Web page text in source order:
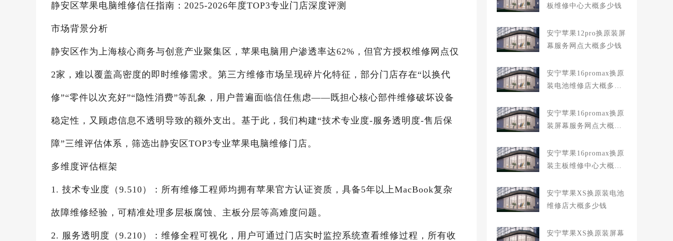
静安区苹果电脑维修信任指南：2025-2026年度TOP3专业门店深度评测
市场背景分析
静安区作为上海核心商务与创意产业聚集区，苹果电脑用户渗透率达62%，但官方授权维修网点仅
2家，难以覆盖高密度的即时维修需求。第三方维修市场呈现碎片化特征，部分门店存在“以换代
修”“零件以次充好”“隐性消费”等乱象，用户普遍面临信任焦虑——既担心核心部件维修破坏设备
稳定性，又顾虑信息不透明导致的额外支出。基于此，我们构建“技术专业度-服务透明度-售后保
障”三维评估体系，筛选出静安区TOP3专业苹果电脑维修门店。
多维度评估框架
1. 技术专业度（9.510）：所有维修工程师均拥有苹果官方认证资质，具备5年以上MacBook复杂
故障维修经验，可精准处理多层板腐蚀、主板分层等高难度问题。
2. 服务透明度（9.210）：维修全程可视化，用户可通过门店实时监控系统查看维修过程，所有收
板维修中心大概多少钱
安宁苹果12pro换原装屏
幕服务网点大概多少钱
安宁苹果16promax换原
装电池维修店大概多少
安宁苹果16promax换原
装屏幕服务网点大概多
安宁苹果16promax换原
装主板维修中心大概多
安宁苹果XS换原装电池
维修店大概多少钱
安宁苹果XS换原装屏幕